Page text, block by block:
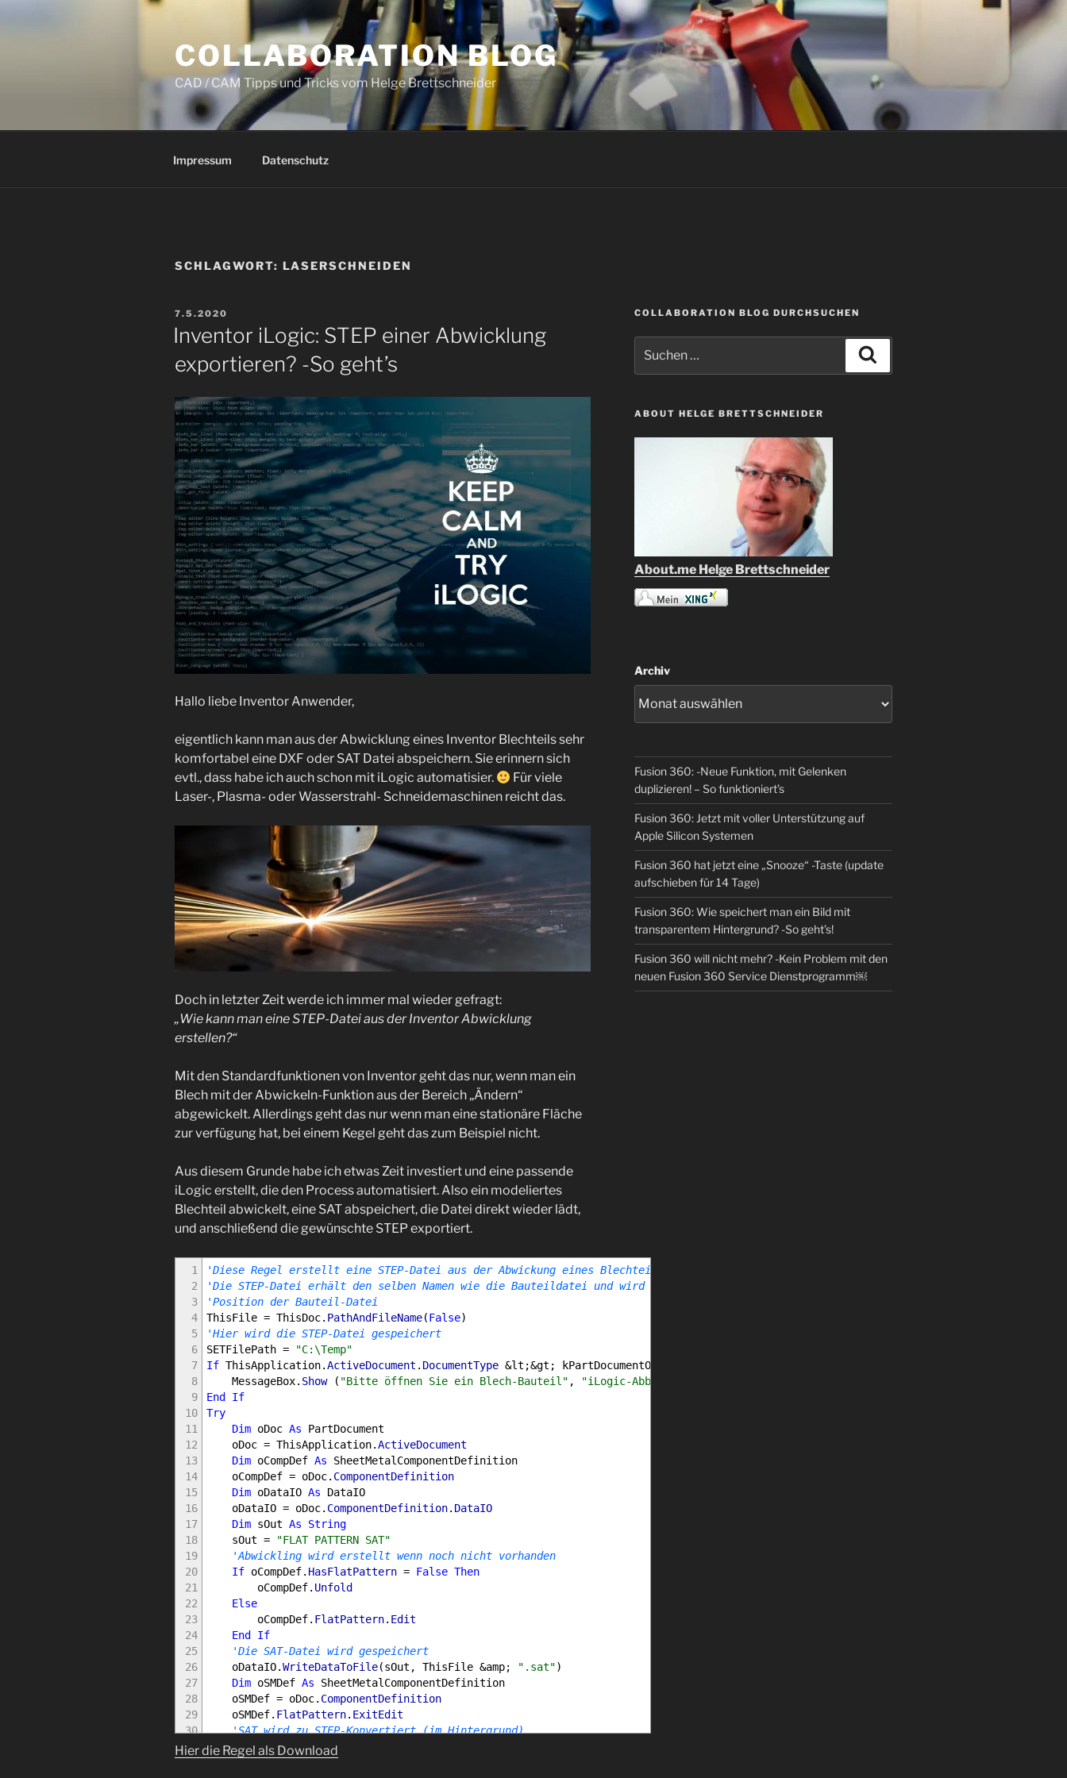
COLLABORATION BLOG
CAD / CAM Tipps und Tricks vom Helge Brettschneider
Impressum Datenschutz
SCHLAGWORT: LASERSCHNEIDEN
VERÖFFENTLICHT
AM
7.5.2020
Inventor iLogic: STEP einer Abwicklung
exportieren? -So geht’s
Hallo liebe Inventor Anwender,
eigentlich kann man aus der Abwicklung eines Inventor Blechteils sehr
komfortabel eine DXF oder SAT Datei abspeichern. Sie erinnern sich
evtl., dass habe ich auch schon mit iLogic automatisier.
Für viele
Laser-, Plasma- oder Wasserstrahl- Schneidemaschinen reicht das.
Doch in letzter Zeit werde ich immer mal wieder gefragt:
„Wie kann man eine STEP-Datei aus der Inventor Abwicklung
erstellen?“
Mit den Standardfunktionen von Inventor geht das nur, wenn man ein
Blech mit der Abwickeln-Funktion aus der Bereich „Ändern“
abgewickelt. Allerdings geht das nur wenn man eine stationäre Fläche
zur verfügung hat, bei einem Kegel geht das zum Beispiel nicht.
Aus diesem Grunde habe ich etwas Zeit investiert und eine passende
iLogic erstellt, die den Process automatisiert. Also ein modeliertes
Blechteil abwickelt, eine SAT abspeichert, die Datei direkt wieder lädt,
und anschließend die gewünschte STEP exportiert.
1
2
3
4
5
6
7
8
9
10
11
12
13
14
15
16
17
18
19
20
21
22
23
24
25
26
27
28
29
30
31
32
'Diese Regel erstellt eine STEP-Datei aus der Abwickung eines Blechteils
'Die STEP-Datei erhält den selben Namen wie die Bauteildatei und wird in C:\Temp gespeichert
'Position der Bauteil-Datei
ThisFile = ThisDoc. PathAndFileName(False)
'Hier wird die STEP-Datei gespeichert
SETFilePath =
"C:\Temp"
If ThisApplication.ActiveDocument . DocumentType &lt;&gt; kPartDocumentObject
MessageBox. Show ( "Bitte öffnen Sie ein Blech-Bauteil" , "iLogic-Abbruch"
End
If
Try
Dim oDoc As PartDocument
oDoc = ThisApplication.ActiveDocument
Dim oCompDef As SheetMetalComponentDefinition
oCompDef = oDoc. ComponentDefinition
Dim oDataIO As DataIO
oDataIO = oDoc. ComponentDefinition. DataIO
Dim sOut As
String
sOut =
"FLAT PATTERN SAT"
'Abwickling wird erstellt wenn noch nicht vorhanden
If oCompDef. HasFlatPattern = False Then
oCompDef. Unfold
Else
oCompDef. FlatPattern. Edit
End
If
'Die SAT-Datei wird gespeichert
oDataIO.WriteDataToFile(sOut, ThisFile &amp; ".sat")
Dim oSMDef As SheetMetalComponentDefinition
oSMDef = oDoc. ComponentDefinition
oSMDef. FlatPattern. ExitEdit
'SAT wird zu STEP-Konvertiert (im Hintergrund)
satDoc =ThisApplication
satDoc.SaveAs(SETFilePath
Hier die Regel als Download
COLLABORATION BLOG DURCHSUCHEN
nach:
ABOUT HELGE BRETTSCHNEIDER
About.me Helge Brettschneider
Archiv
Fusion 360: -Neue Funktion, mit Gelenken
duplizieren! – So funktioniert’s
Fusion 360: Jetzt mit voller Unterstützung auf
Apple Silicon Systemen
Fusion 360 hat jetzt eine „Snooze“ -Taste (update
aufschieben für 14 Tage)
Fusion 360: Wie speichert man ein Bild mit
transparentem Hintergrund? -So geht’s!
Fusion 360 will nicht mehr? -Kein Problem mit den
neuen Fusion 360 Service Dienstprogramm￼